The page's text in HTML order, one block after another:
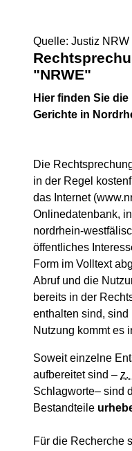
Quelle: Justiz NRW
"NRWE"
Hier finden Sie
Gerichte in
Die
in der Regel
das Internet
Onlinedatenbank,
nordrhein-
öffentliches
Form im Volltext
Abruf und die
bereits in der
enthalten sind, sind
Nutzung kommt es
Soweit einzelne
aufbereitet sind – z.
Schlagworte– sind
Bestandteile
Für die Recherche